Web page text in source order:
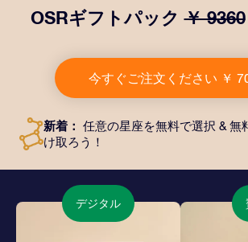
OSRギフトパック￥ 9360
所に送付される美しい封筒とカスタマ
メント、デジタルドキュメントが含ま
のアプリを無料で利用できます。大切
今すぐご注文ください ￥
新着： 任意の星座を無料で選択 & 無
け取ろう！
デジタル